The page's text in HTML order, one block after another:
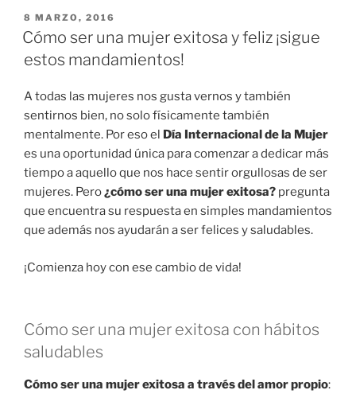
PUBLICADO
EN
8 MARZO, 2016
Cómo ser una mujer exitosa y feliz ¡sigue
estos mandamientos!
A todas las mujeres nos gusta vernos y también
sentirnos bien, no solo físicamente también
mentalmente. Por eso el Día Internacional de la Mujer
es una oportunidad única para comenzar a dedicar más
tiempo a aquello que nos hace sentir orgullosas de ser
mujeres. Pero¿cómo ser una mujer exitosa? pregunta
que encuentra su respuesta en simples mandamientos
que además nos ayudarán a ser felices y saludables.
¡Comienza hoy con ese cambio de vida!
Cómo ser una mujer exitosa con hábitos
saludables
Cómo ser una mujer exitosa a través del amor propio: